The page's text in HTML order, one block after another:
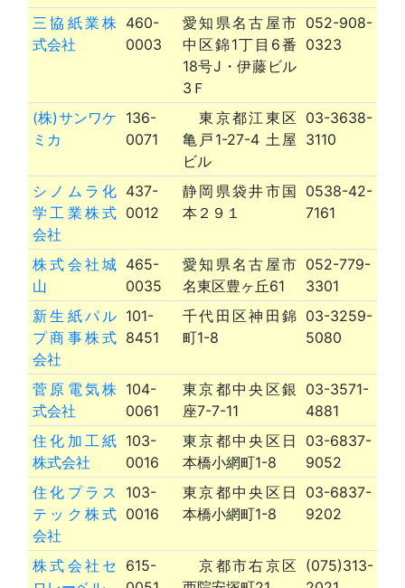
三協紙業株
式会社
460-
0003
愛知県名古屋市
中区錦1丁目6番
18号J・伊藤ビル
3Ｆ
052-908-
0323
(株)サンワケ
ミカ
136-
0071
東京都江東区
亀戸1-27-4 土屋
ビル
03-3638-
3110
シノムラ化
学工業株式
会社
437-
0012
静岡県袋井市国
本２９１
0538-42-
7161
株式会社城
山
465-
0035
愛知県名古屋市
名東区豊ヶ丘61
052-779-
3301
新生紙パル
プ商事株式
会社
101-
8451
千代田区神田錦
町1-8
03-3259-
5080
菅原電気株
式会社
104-
0061
東京都中央区銀
座7-7-11
03-3571-
4881
住化加工紙
株式会社
103-
0016
東京都中央区日
本橋小網町1-8
03-6837-
9052
住化プラス
テック株式
会社
103-
0016
東京都中央区日
本橋小網町1-8
03-6837-
9202
株式会社セ 615-
京都市右京区 (075)313-